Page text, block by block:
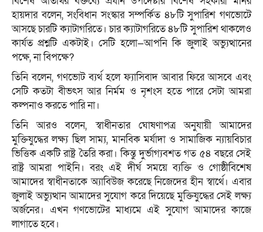
হায়দার বলেন, সংবিধান সংস্কার সম্পর্কিত ৪৮টি সুপারিশ গণভোটে
আসছে চারটি ক্যাটাগরিতে। চার ক্যাটাগরিতে ৪৮টি সুপারিশ থাকলেও
কার্যত প্রশ্নটি একটাই। সেটি হলো—আপনি কি জুলাই অভ্যুত্থানের
পক্ষে, না বিপক্ষে?
তিনি বলেন, গণভোট ব্যর্থ হলে ফ্যাসিবাদ আবার ফিরে আসবে এবং
সেটি কতটা বীভৎস আর নির্মম ও নৃশংস হতে পারে সেটা আমরা
কল্পনাও করতে পারি না।
তিনি আরও বলেন, স্বাধীনতার ঘোষণাপত্র অনুযায়ী আমাদের
মুক্তিযুদ্ধের লক্ষ্য ছিল সাম্য, মানবিক মর্যাদা ও সামাজিক ন্যায়বিচার
ভিত্তিক একটি রাষ্ট্র তৈরি করা। কিন্তু দুর্ভাগ্যবশত গত ৫৪ বছরে সেই
রাষ্ট্র আমরা পাইনি। বরং এই দীর্ঘ সময়ে ব্যক্তি ও গোষ্ঠীবিশেষ
আমাদের স্বাধীনতাকে অ্যাবিউজ করেছে নিজেদের হীন স্বার্থে। এবার
জুলাই অভ্যুত্থান আমাদের সুযোগ করে দিয়েছে মুক্তিযুদ্ধের সেই লক্ষ্য
অর্জনের। এখন গণভোটের মাধ্যমে এই সুযোগ আমাদের কাজে
লাগাতে হবে।